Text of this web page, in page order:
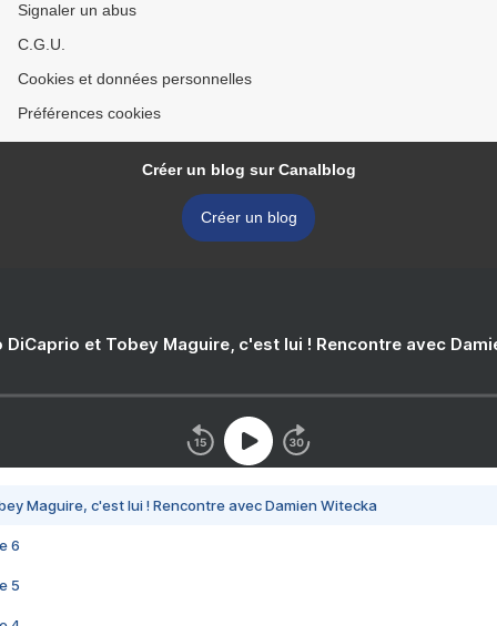
Signaler un abus
C.G.U.
Cookies et données personnelles
Préférences cookies
Créer un blog sur Canalblog
Créer un blog
DiCaprio et Tobey Maguire, c'est lui ! Rencontre avec
Maguire, c'est lui ! Rencontre avec Damien Witecka
6
5